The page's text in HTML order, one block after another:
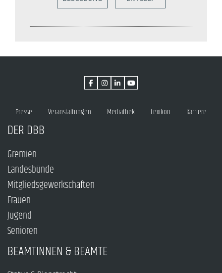
Presse Veranstaltungen Mediathek Lexikon Karriere
DER DBB
Gremien
Landesbünde
Mitgliedsgewerkschaften
Frauen
Jugend
Senioren
BEAMTINNEN & BEAMTE